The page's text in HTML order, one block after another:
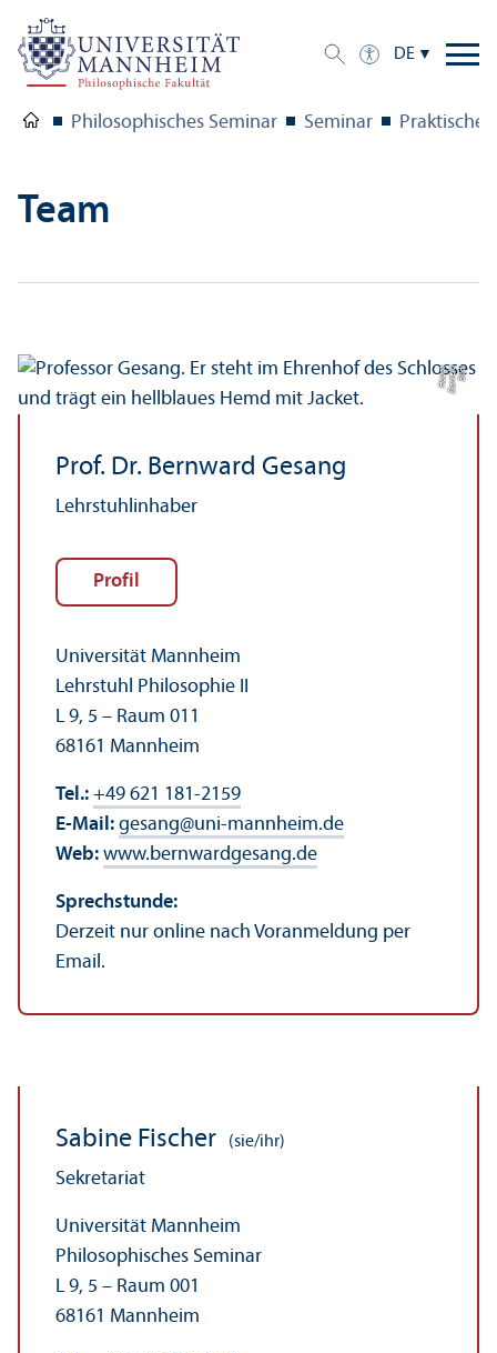
DE
Philosophisches Seminar Seminar Praktische
Team
Bil
d:
D
a
ni
el
a
H
a
u
p
t
Prof. Dr. Bernward Gesang
Lehr­stuhl­inhaber
Profil
Universität Mannheim
Lehr­stuhl Philosophie II
L 9, 5 – Raum 011
68161 Mannheim
Tel.: +49 621 181-2159
E-Mail: gesang@uni-mannheim.de
Web: www.bernwardgesang.de
Sprechstunde:
Derzeit nur online nach Voranmeldung per
Email.
Sabine Fischer (sie/ihr)
Sekretariat
Universität Mannheim
Philosophisches Seminar
L 9, 5 – Raum 001
68161 Mannheim